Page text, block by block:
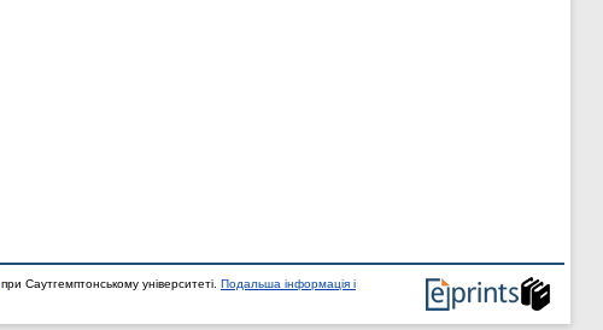
при Саутгемптонському університеті. Подальша інформація і